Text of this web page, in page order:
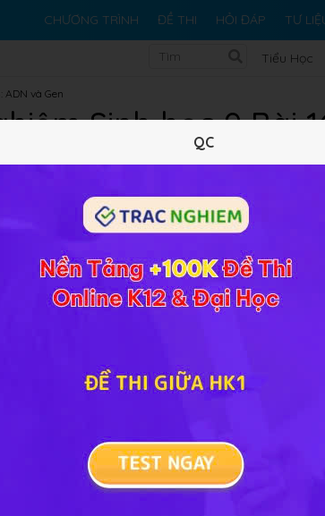
CHƯƠNG TRÌNH ĐỀ THI HỎI ĐÁP TƯ
Tiểu Học
ADN và Gen
Sinh học 9 Bài
16 ADN và bản chất của genonline đầy
bài học.
câu):
QC